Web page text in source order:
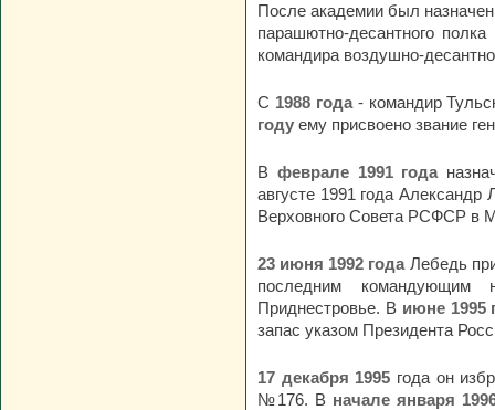
После академии был
парашютно-десантного
командира воздушно-
С 1988 года- командир
году ему присвоено звание
В феврале 1991 года
августе 1991 года Александр
Верховного Совета РСФСР в
23 июня 1992 года Лебедь
последним командующим
Приднестровье. В июне 1995
запас указом Президента
17 декабря 1995 года он
№176. В начале января